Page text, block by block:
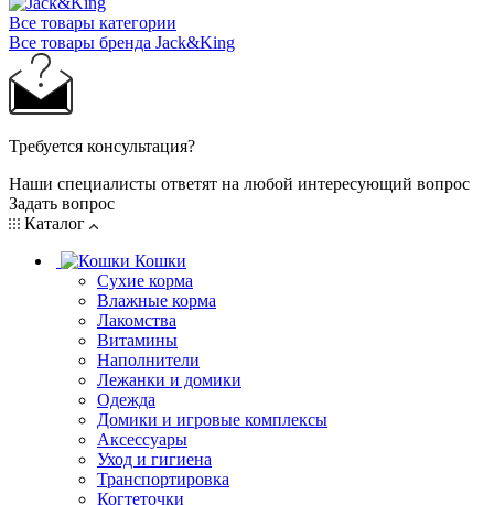
Все товары категории
Все товары бренда Jack&King
Требуется консультация?
Наши специалисты ответят на любой интересующий вопрос
Задать вопрос
Каталог
Кошки
Сухие корма
Влажные корма
Лакомства
Витамины
Наполнители
Лежанки и домики
Одежда
Домики и игровые комплексы
Аксессуары
Уход и гигиена
Транспортировка
Когтеточки